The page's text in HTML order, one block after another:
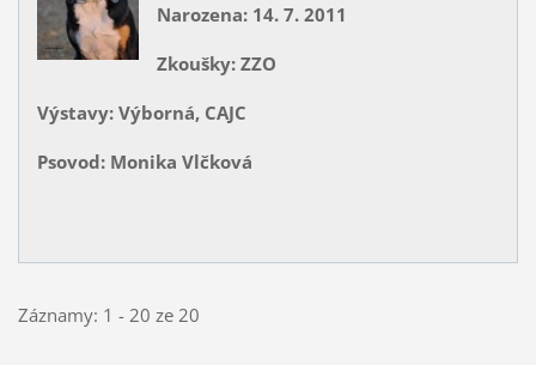
Narozena: 14. 7. 2011
Zkoušky: ZZO
Výstavy: Výborná, CAJC
Psovod: Monika Vlčková
Záznamy: 1 - 20 ze 20